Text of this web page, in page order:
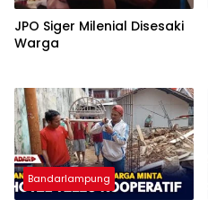
JPO Siger Milenial Disesaki
Warga
Bandarlampung